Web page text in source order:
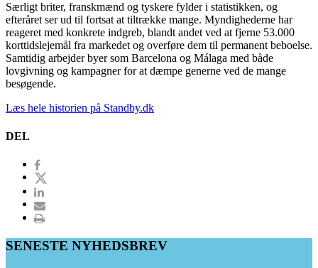
Særligt briter, franskmænd og tyskere fylder i statistikken, og
efteråret ser ud til fortsat at tiltrække mange. Myndighederne har
reageret med konkrete indgreb, blandt andet ved at fjerne 53.000
korttidslejemål fra markedet og overføre dem til permanent beboelse.
Samtidig arbejder byer som Barcelona og Málaga med både
lovgivning og kampagner for at dæmpe generne ved de mange
besøgende.
Læs hele historien på Standby.dk
DEL
SENESTE NYHEDSBREV